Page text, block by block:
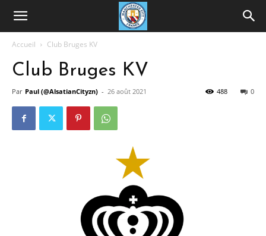
Accueil Club Bruges KV
Club Bruges KV
Par Paul (@AlsatianCityzn) - 26 août 2021 0
488